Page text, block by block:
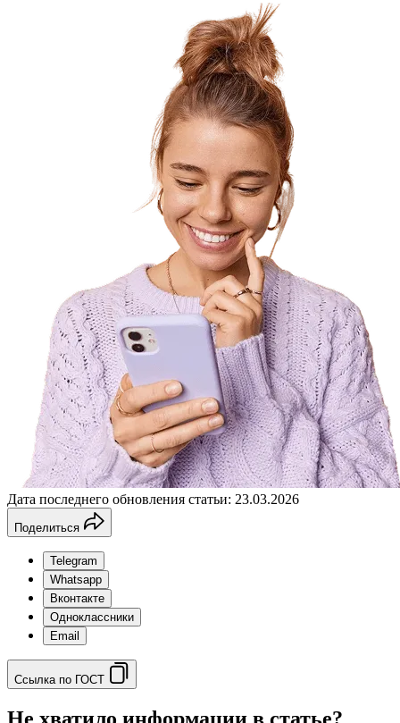
Дата последнего обновления статьи: 23.03.2026
Поделиться
Telegram
Whatsapp
Вконтакте
Одноклассники
Email
Ссылка по ГОСТ